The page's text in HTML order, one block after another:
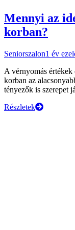
Mennyi az
korban?
Seniorszalon1 év
A vérnyomás
korban az
tényezők is szerepet
Részletek